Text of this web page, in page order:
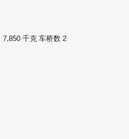
7,850 千克 车桥数 2